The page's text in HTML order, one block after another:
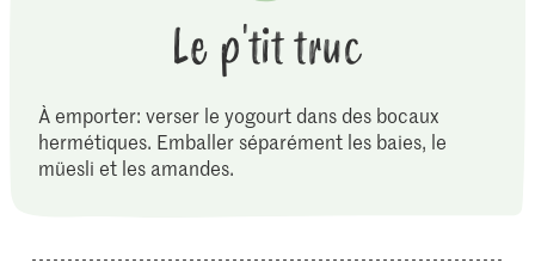
Le p'tit truc
À emporter: verser le yogourt dans des bocaux
hermétiques. Emballer séparément les baies, le
müesli et les amandes.